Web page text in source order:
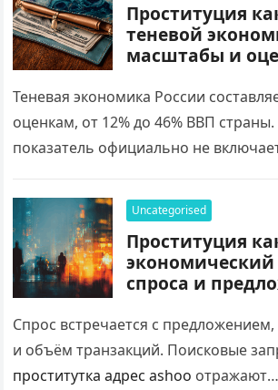
Проституция
теневой
масштабы и
Теневая экономика России
оценкам, от 12% до 46% ВВП страны.
показатель официально не
наркотиков, торговля оружием и…
Uncategorised
Проституция
спроса и
Спрос встречается с
и объём транзакций. Поисковые
проститутка адрес ashoo отражают